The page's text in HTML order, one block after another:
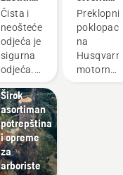
odjeća:
Vodiči za
pranje i
popravke
Čista i
neoštećena
odjeća je
sigurna
odjeća.
zaštitna
odjeća je
redovno
izložena
znoju i
ulju -
Širok
asortiman
potrepština
i opreme
za
arboriste
poklopac
spremnika
motorne
testere
Preklopni
poklopac
na
Husqvarna
motornoj